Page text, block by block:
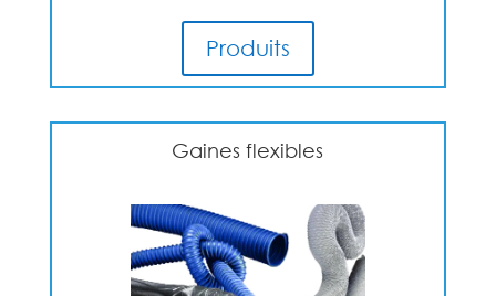
Produits
Gaines flexibles